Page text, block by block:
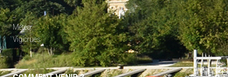
_
Météo
Vigicrues